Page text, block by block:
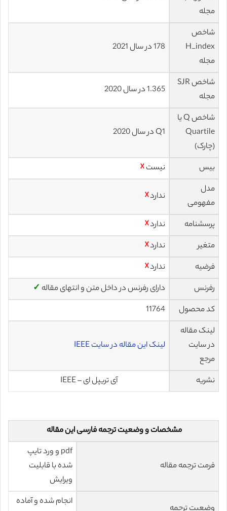
مجله
شاخص
H_index
مجله
178 در سال 2021
شاخص SJR
مجله
1.365 در سال 2020
شاخص Q یا
Quartile
(چارک)
Q1 در سال 2020
بیس نیست☓
مدل
مفهومی
ندارد☓
پرسشنامه ندارد☓
متغیر
ندارد☓
فرضیه
ندارد☓
رفرنس
دارای رفرنس در داخل متن و انتهای مقاله ✓
کد محصول
11764
لینک مقاله
در سایت
مرجع
لینک این مقاله در سایت IEEE
نشریه آی تریپل ای – IEEE
مشخصات و وضعیت ترجمه فارسی این مقاله
فرمت ترجمه مقاله
pdf و ورد تایپ
شده با قابلیت
ویرایش
انجام شده و آماده